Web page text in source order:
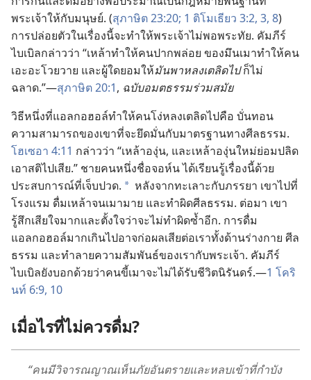
พระเจ้า​ให้​กับ​มนุษย์. (สุภาษิต 23:20; 1 ติโมเธียว 3:2, 3, 8)
การ​ปล่อย​ตัว​ใน​เรื่อง​นี้​จะ​ทำ​ให้​พระเจ้า​ไม่​พอ​พระทัย. คัมภีร์​
ไบเบิล​กล่าว​ว่า “เหล้า​ทำ​ให้​คน​ปาก​พล่อย ของ​มึน​เมา​ทำ​ให้​คน​
เอะอะ​โวยวาย และ​ผู้​ใด​ยอม​ให้​มัน​พา​หลง​เตลิด​ไปก็​ไม่​
ฉลาด.”—สุภาษิต 20:1, ฉบับ​อมตธรรม​ร่วม​สมัย
วิธี​หนึ่ง​ที่​แอลกอฮอล์​ทำ​ให้​คน​โง่​หลง​เตลิด​ไป​คือ บั่น​ทอน​
ความ​สามารถ​ของ​เขา​ที่​จะ​ยึด​มั่น​กับ​มาตรฐาน​ทาง​ศีลธรรม.
โฮเซอา 4:11 กล่าว​ว่า “เหล้า​องุ่น, และ​เหล้า​องุ่น​ใหม่​ย่อม​ปลิด​
เอา​สติ​ไป​เสีย.” ชาย​คน​หนึ่ง​ชื่อ​จอห์น ได้​เรียน​รู้​เรื่อง​นี้​ด้วย​
ประสบการณ์​ที่​เจ็บ​ปวด. * หลัง​จาก​ทะเลาะ​กับ​ภรรยา เขา​ไป​ที่​
โรงแรม ดื่ม​เหล้า​จน​เมา​มาย และ​ทำ​ผิด​ศีลธรรม. ต่อ​มา เขา​
รู้สึก​เสียใจ​มาก​และ​ตั้งใจ​ว่า​จะ​ไม่​ทำ​ผิด​ซ้ำ​อีก. การ​ดื่ม​
แอลกอฮอล์​มาก​เกิน​ไป​อาจ​ก่อ​ผล​เสีย​ต่อ​เรา​ทั้ง​ด้าน​ร่าง​กาย ศีล
ธรรม และ​ทำลาย​ความ​สัมพันธ์​ของ​เรา​กับ​พระเจ้า. คัมภีร์​
ไบเบิล​ยัง​บอก​ด้วย​ว่า​คน​ขี้เมา​จะ​ไม่​ได้​รับ​ชีวิต​นิรันดร์.—1 โคริ
นท์ 6:9, 10
เมื่อ​ไร​ที่​ไม่​ควร​ดื่ม?
“คน​มี​วิจารณญาณ​เห็น​ภัย​อันตราย​และ​หลบ​เข้า​ที่​กำบัง